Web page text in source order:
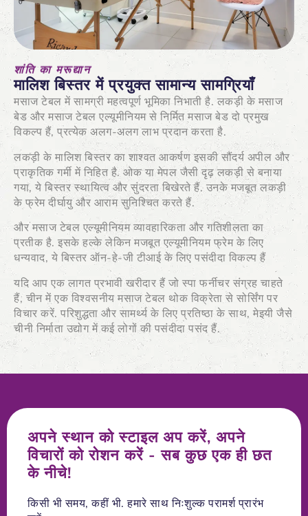
शांति का मरूद्यान
मालिश बिस्तर में प्रयुक्त सामान्य सामग्रियाँ
मसाज टेबल में सामग्री महत्वपूर्ण भूमिका निभाती है. लकड़ी के मसाज
बेड और मसाज टेबल एल्यूमीनियम से निर्मित मसाज बेड दो प्रमुख
विकल्प हैं, प्रत्येक अलग-अलग लाभ प्रदान करता है.
लकड़ी के मालिश बिस्तर का शाश्वत आकर्षण इसकी सौंदर्य अपील और
प्राकृतिक गर्मी में निहित है. ओक या मेपल जैसी दृढ़ लकड़ी से बनाया
गया, ये बिस्तर स्थायित्व और सुंदरता बिखेरते हैं. उनके मजबूत लकड़ी
के फ्रेम दीर्घायु और आराम सुनिश्चित करते हैं.
और मसाज टेबल एल्यूमीनियम व्यावहारिकता और गतिशीलता का
प्रतीक है. इसके हल्के लेकिन मजबूत एल्यूमीनियम फ्रेम के लिए
धन्यवाद, ये बिस्तर ऑन-हे-जी टीआई के लिए पसंदीदा विकल्प हैं
यदि आप एक लागत प्रभावी खरीदार हैं जो स्पा फर्नीचर संग्रह चाहते
हैं, चीन में एक विश्वसनीय मसाज टेबल थोक विक्रेता से सोर्सिंग पर
विचार करें. परिशुद्धता और सामर्थ्य के लिए प्रतिष्ठा के साथ, मेइयी जैसे
चीनी निर्माता उद्योग में कई लोगों की पसंदीदा पसंद हैं.
अपने स्थान को स्टाइल अप करें, अपने
विचारों को रोशन करें - सब कुछ एक ही छत
के नीचे!
किसी भी समय, कहीं भी. हमारे साथ निःशुल्क परामर्श प्रारंभ